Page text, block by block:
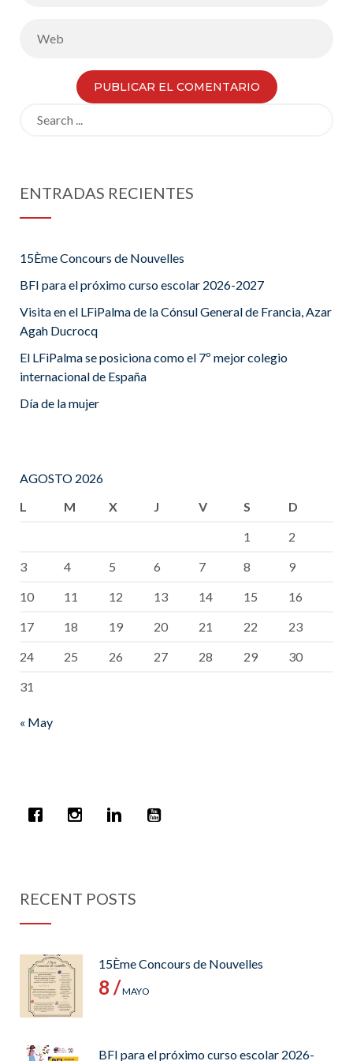
ENTRADAS RECIENTES
15Ème Concours de Nouvelles
BFI para el próximo curso escolar 2026-2027
Visita en el LFiPalma de la Cónsul General de Francia, Azar
Agah Ducrocq
El LFiPalma se posiciona como el 7º mejor colegio
internacional de España
Día de la mujer
AGOSTO 2026
L
M X J V S
D
1
2
3
4 5 6 7 8
9
10
11 12 13 14 15
16
17
18 19 20 21 22
23
24
25 26 27 28 29
30
31
« May
RECENT POSTS
15Ème Concours de Nouvelles
8 /MAYO
BFI para el próximo curso escolar 2026-